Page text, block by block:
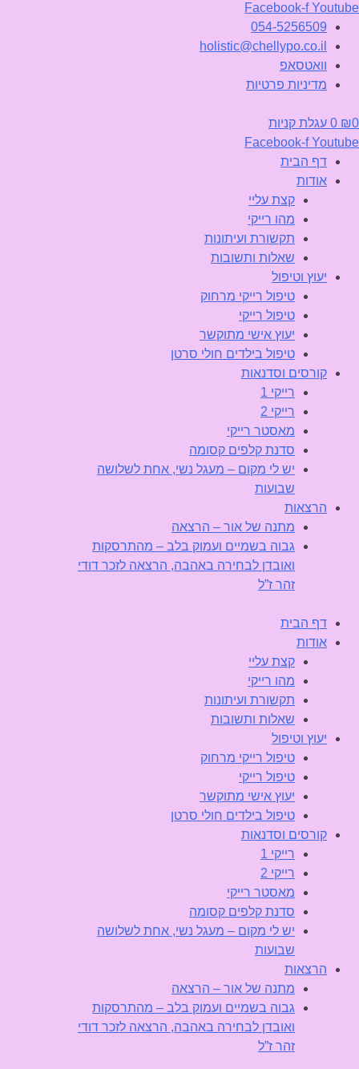
Facebook-f Youtube
054-5256509
holistic@chellypo.co.il
וואטסאפ
מדיניות פרטיות
₪0
0 עגלת קניות
Facebook-f Youtube
דף הבית
אודות
קצת עליי
מהו רייקי
תקשורת ועיתונות
שאלות ותשובות
יעוץ וטיפול
טיפול רייקי מרחוק
טיפול רייקי
יעוץ אישי מתוקשר
טיפול בילדים חולי סרטן
קורסים וסדנאות
רייקי 1
רייקי 2
מאסטר רייקי
סדנת קלפים קסומה
יש לי מקום – מעגל נשי, אחת לשלושה
שבועות
הרצאות
מתנה של אור – הרצאה
גבוה בשמיים ועמוק בלב – מהתרסקות
ואובדן לבחירה באהבה, הרצאה לזכר דודי
זהר ז”ל
דף הבית
אודות
קצת עליי
מהו רייקי
תקשורת ועיתונות
שאלות ותשובות
יעוץ וטיפול
טיפול רייקי מרחוק
טיפול רייקי
יעוץ אישי מתוקשר
טיפול בילדים חולי סרטן
קורסים וסדנאות
רייקי 1
רייקי 2
מאסטר רייקי
סדנת קלפים קסומה
יש לי מקום – מעגל נשי, אחת לשלושה
שבועות
הרצאות
מתנה של אור – הרצאה
גבוה בשמיים ועמוק בלב – מהתרסקות
ואובדן לבחירה באהבה, הרצאה לזכר דודי
זהר ז”ל